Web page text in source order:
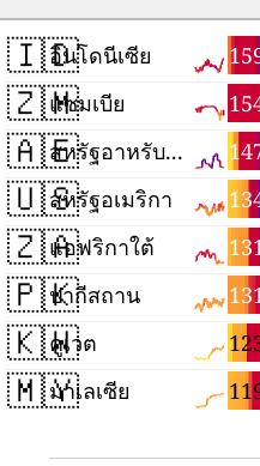
🇮🇩อินโดนีเซีย
🇿🇲แซมเบีย
🇦🇪 สหรัฐอาหรับเอมิเรตส์
🇺🇸สหรัฐอเมริกา
🇿🇦แอฟริกาใต้
🇵🇰ปากีสถาน
🇰🇼
คูเวต
🇲🇾มาเลเซีย